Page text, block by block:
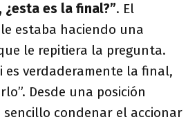
¿esta es la final?”. El
estaba haciendo una
le repitiera la pregunta.
es verdaderamente la final,
Desde una posición
condenar el accionar